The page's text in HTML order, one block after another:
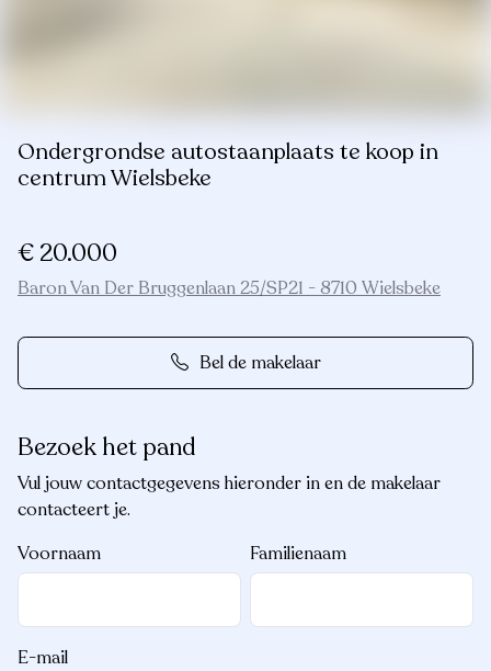
Ondergrondse autostaanplaats te koop in
centrum Wielsbeke
€ 20.000
Baron Van Der Bruggenlaan 25/SP21 - 8710 Wielsbeke
Bel de makelaar
Bezoek het pand
Vul jouw contactgegevens hieronder in en de makelaar
contacteert je.
Voornaam
Familienaam
E-mail